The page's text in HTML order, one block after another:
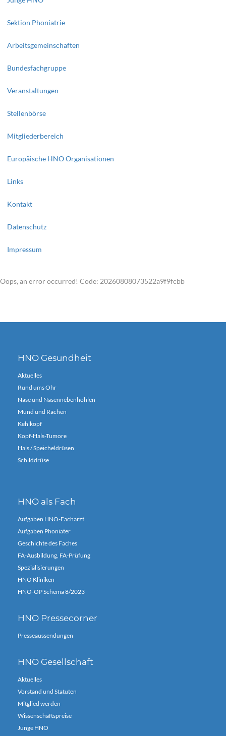
Sektion Phoniatrie
Arbeitsgemeinschaften
Bundesfachgruppe
Veranstaltungen
Stellenbörse
Mitgliederbereich
Europäische HNO Organisationen
Links
Kontakt
Datenschutz
Impressum
Oops, an error occurred! Code: 20260808073522a9f9fcbb
HNO Gesundheit
Aktuelles
Rund ums Ohr
Nase und Nasennebenhöhlen
Mund und Rachen
Kehlkopf
Kopf-Hals-Tumore
Hals / Speicheldrüsen
Schilddrüse
HNO als Fach
Aufgaben HNO-Facharzt
Aufgaben Phoniater
Geschichte des Faches
FA-Ausbildung, FA-Prüfung
Spezialisierungen
HNO Kliniken
HNO-OP Schema 8/2023
HNO Pressecorner
Presseaussendungen
HNO Gesellschaft
Aktuelles
Vorstand und Statuten
Mitglied werden
Wissenschaftspreise
Junge HNO